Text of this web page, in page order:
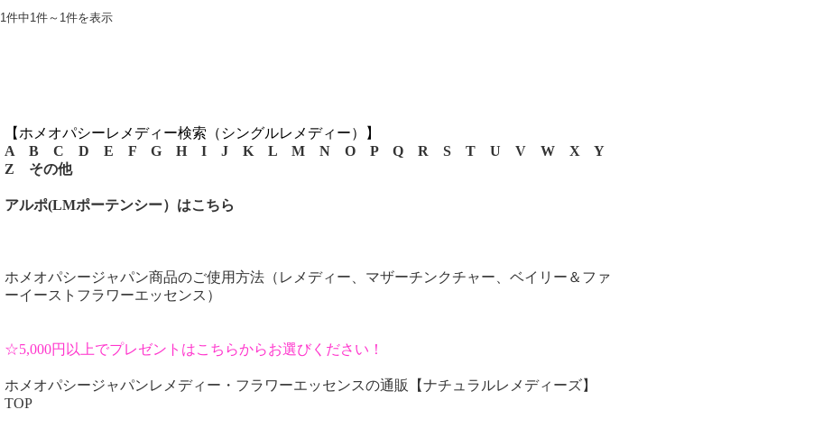
1件中1件～1件を表示
【ホメオパシーレメディー検索（シングルレメディー）】
A
B C D E F G H I J K L M N O P Q R S T U V W X
Y
Z
その他
アルポ(LMポーテンシー）はこちら
ホメオパシージャパン商品のご使用方法（レメディー、マザーチンクチャー、ベイリー＆ファ
ーイーストフラワーエッセンス）
☆5,000円以上でプレゼントはこちらからお選びください！
ホメオパシージャパンレメディー・フラワーエッセンスの通販【ナチュラルレメディーズ】
TOP